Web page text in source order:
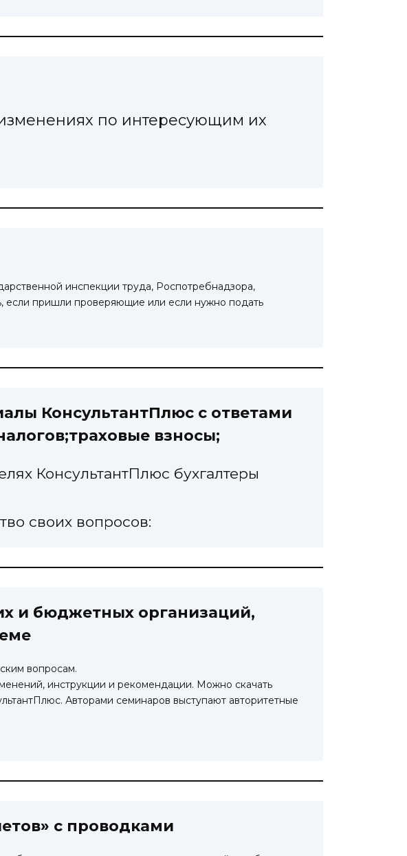
по интересующим их
инспекции труда, Роспотребнадзора,
если пришли проверяющие или если нужно подать
КонсультантПлюс с ответами
взносы;
КонсультантПлюс бухгалтеры
своих вопросов:
и бюджетных организаций,
вопросам.
инструкции и рекомендации. Можно скачать
Авторами семинаров выступают авторитетные
с проводками